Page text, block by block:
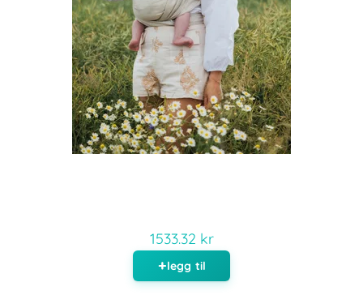
1533.32 kr
legg til